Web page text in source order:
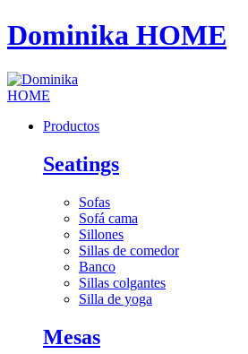
Dominika HOME
Productos
Seatings
Sofas
Sofá cama
Sillones
Sillas de comedor
Banco
Sillas colgantes
Silla de yoga
Mesas